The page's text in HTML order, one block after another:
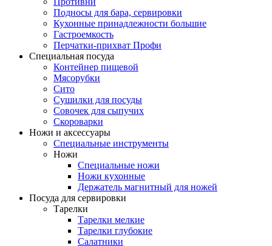
Подносы для бара, сервировки
Кухонные принадлежности большие
Гастроемкость
Перчатки-прихват Профи
Специальная посуда
Контейнер пищевой
Мясорубки
Сито
Сушилки для посуды
Совочек для сыпучих
Скороварки
Ножи и аксессуары
Специальные инструменты
Ножи
Специальные ножи
Ножи кухонные
Держатель магнитный для ножей
Посуда для сервировки
Тарелки
Тарелки мелкие
Тарелки глубокие
Салатники